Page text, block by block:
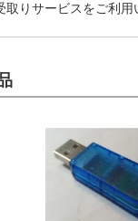
りサービスをご利用